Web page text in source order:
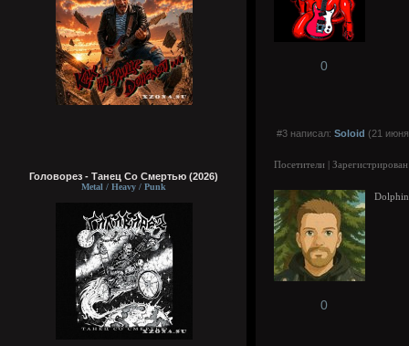
Головорез - Tанец Со Смертью (2026)
Metal / Heavy / Punk
0
#3 написал: Soloid (21
Посетители |
0